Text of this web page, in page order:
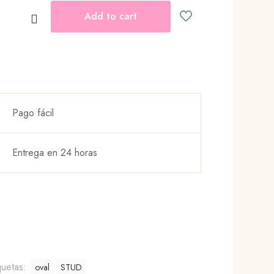
Add to cart
Pago fácil
Entrega en 24 horas
oval STUD